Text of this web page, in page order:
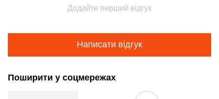
Додайте перший відгук
Написати відгук
Поширити у соцмережах